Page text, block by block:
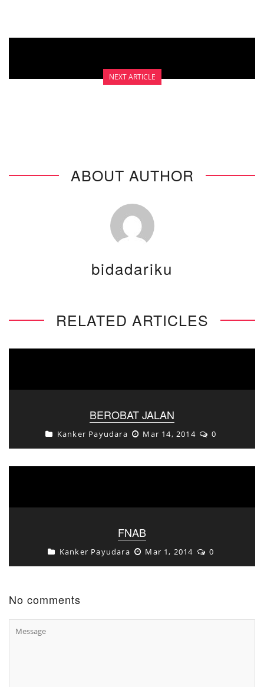
NEXT ARTICLE
ABOUT AUTHOR
bidadariku
RELATED ARTICLES
BEROBAT JALAN
Kanker Payudara Mar 14, 2014 0
FNAB
Kanker Payudara Mar 1, 2014 0
No comments